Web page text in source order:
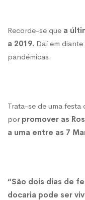
Papudo
está
volta
Recorde-se que a
a 2019. Daí em
pandémicas.
Trata-se de uma
por promover as
a uma entre as 7
“São dois dias de
docaria pode ser